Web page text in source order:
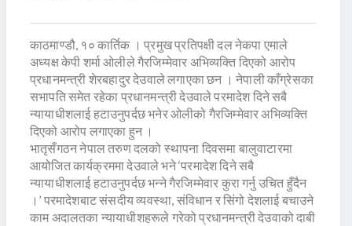
काठमाण्डौ, १० कार्तिक । प्रमुख प्रतिपक्षी दल नेकपा एमाले
अध्यक्ष केपी शर्मा ओलीले गैरजिम्मेवार अभिव्यक्ति दिएको आरोप
प्रधानमन्त्री शेरबहादुर देउवाले लगाएका छन । नेपाली काँग्रेसका
सभापति समेत रहेका प्रधानमन्त्री देउवाले परमादेश दिने सबै
न्यायाधीशलाई हटाउनुपर्दछ भनेर ओलीको गैरजिम्मेवार अभिव्यक्ति
दिएको आरोप लगाएका हुन ।
भातृसँगठन नेपाल तरुण दलको स्थापना दिवसमा बालुवाटारमा
आयोजित कार्यक्रममा देउवाले भने ‘परमादेश दिने सबै
न्यायाधीशलाई हटाउनुपर्दछ भन्ने गैरजिम्मेवार कुरा गर्नु उचित हुँदैन
।’ परमादेशबाट संसदीय व्यवस्था, संविधान र सिंगो देशलाई बचाउने
काम अदालतका न्यायाधीशहरूले गरेको प्रधानमन्त्री देउवाको दाबी